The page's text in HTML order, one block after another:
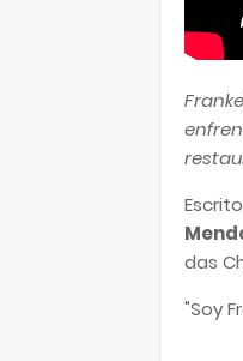
das
"Soy